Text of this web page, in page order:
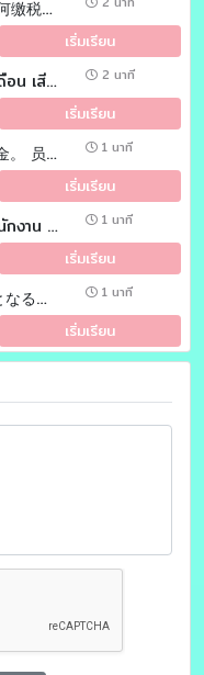
- EP.02 (CN) 日薪员工、月薪员工如何缴税？有什么不同吗？ Tax EZ laoshi
เริ่มเรียน
- EP.02 (TH) พนักงานรายวันและรายเดือน เสียภาษีอย่างไร แตกต่างกันหรือไม่ Tax EZ Sensei 2 นาที
เริ่มเรียน
- EP.01 (CN) 公司向员工支付房子租金。 员工需要纳税吗？Tax EZ laoshi 1 นาที
เริ่มเรียน
- EP.01 (TH) บริษัทจ่ายค่าเช่าบ้านให้พนักงาน พนักงานจะต้องเสียภาษีหรือไม่ Tax EZ Sensei 1 นาที
เริ่มเรียน
- EP.01 (JP) 家賃手当は、課税対象となるのかについてお答えします。 Tax EZ Sensei 1 นาที
เริ่มเรียน